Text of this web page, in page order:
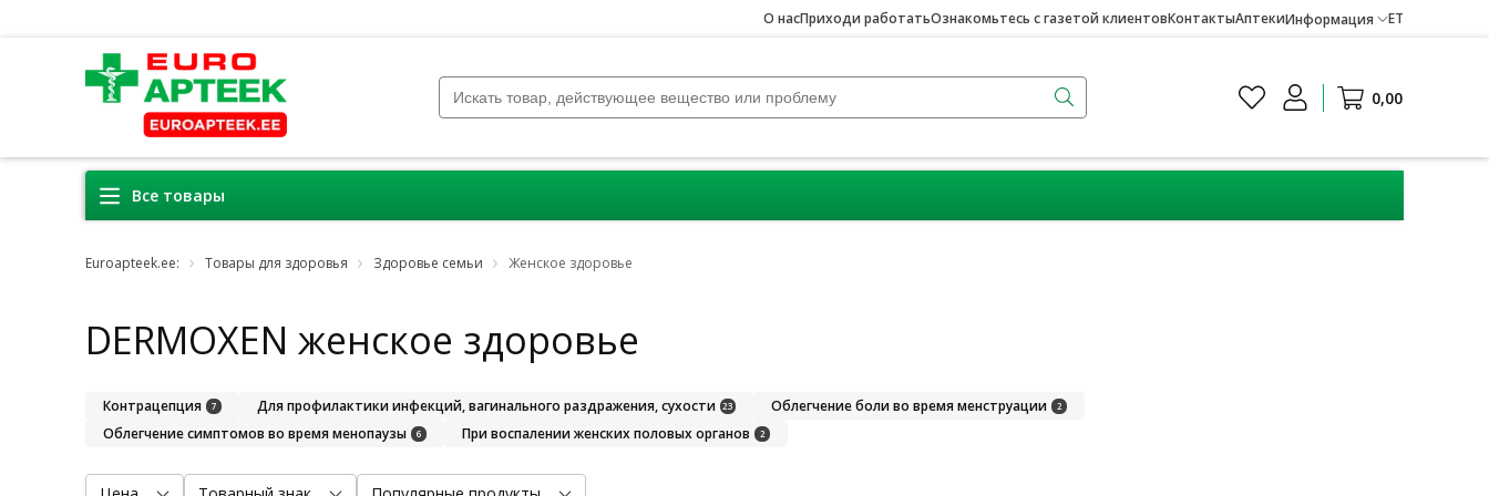
О насПриходи работатьОзнакомьтесь с газетой клиентовКонтактыАптекиИнформация ET
0,00
Все товары
Euroapteek.ee: Товары для здоровья Здоровье семьи Женское здоровье
DERMOXEN женское здоровье
Контрацепция 7 Для профилактики инфекций, вагинального раздражения, сухости 23 Облегчение боли во время менструации 2
Облегчение симптомов во время менопаузы 6 При воспалении женских половых органов 2